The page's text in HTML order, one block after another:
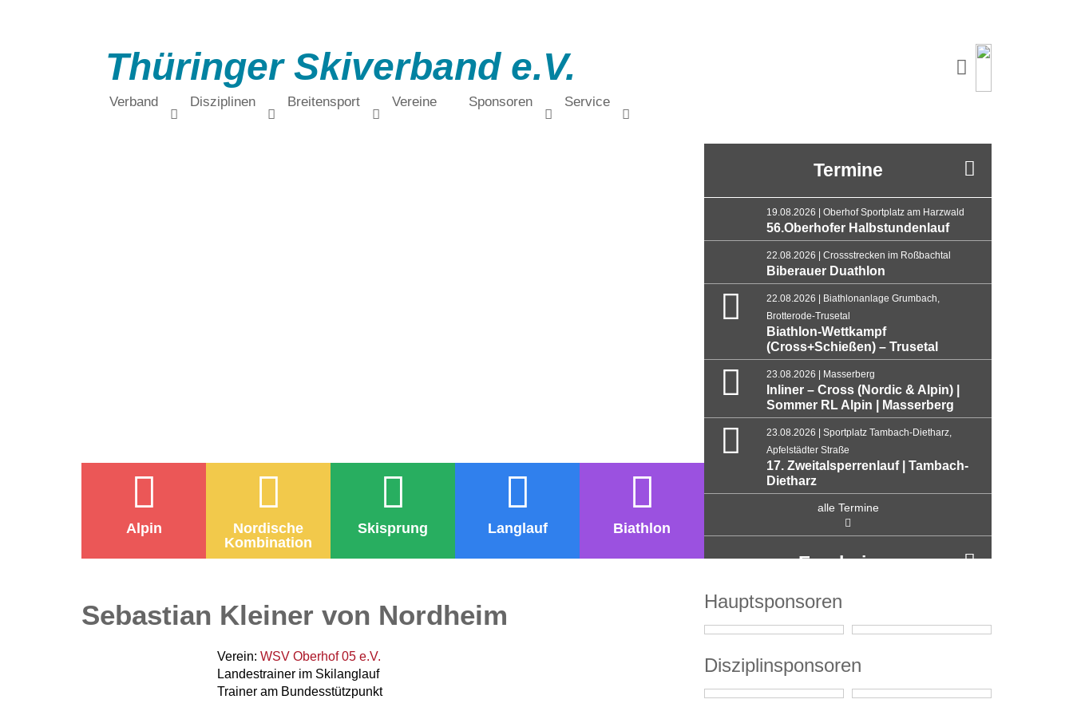
Thüringer Skiverband e.V.
Verband Disziplinen Breitensport Vereine Sponsoren Service
Alpin
Nordische
Kombination
Skisprung Langlauf Biathlon
Termine
19.08.2026 | Oberhof Sportplatz am Harzwald
56.Oberhofer Halbstundenlauf
22.08.2026 | Crossstrecken im Roßbachtal
Biberauer Duathlon
22.08.2026 | Biathlonanlage Grumbach,
Brotterode-Trusetal
Biathlon-Wettkampf
(Cross+Schießen) – Trusetal
23.08.2026 | Masserberg
Inliner – Cross (Nordic & Alpin) |
Sommer RL Alpin | Masserberg
23.08.2026 | Sportplatz Tambach-Dietharz,
Apfelstädter Straße
17. Zweitalsperrenlauf | Tambach-
Dietharz
alle Termine
Ergebnisse
Sebastian Kleiner von Nordheim
Verein: WSV Oberhof 05 e.V.
Landestrainer im Skilanglauf
Trainer am Bundesstützpunkt
Hauptsponsoren
Disziplinsponsoren